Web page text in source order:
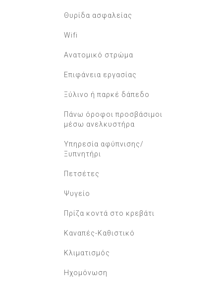
Θυρίδα ασφαλείας
Wifi
Ανατομικό στρώμα
Επιφάνεια εργασίας
Ξύλινο ή παρκέ δάπεδο
Πάνω όροφοι προσβάσιμοι
μέσω ανελκυστήρα
Υπηρεσία αφύπνισης/
Ξυπνητήρι
Πετσέτες
Ψυγείο
Πρίζα κοντά στο κρεβάτι
Καναπές-Καθιστικό
Κλιματισμός
Ηχομόνωση